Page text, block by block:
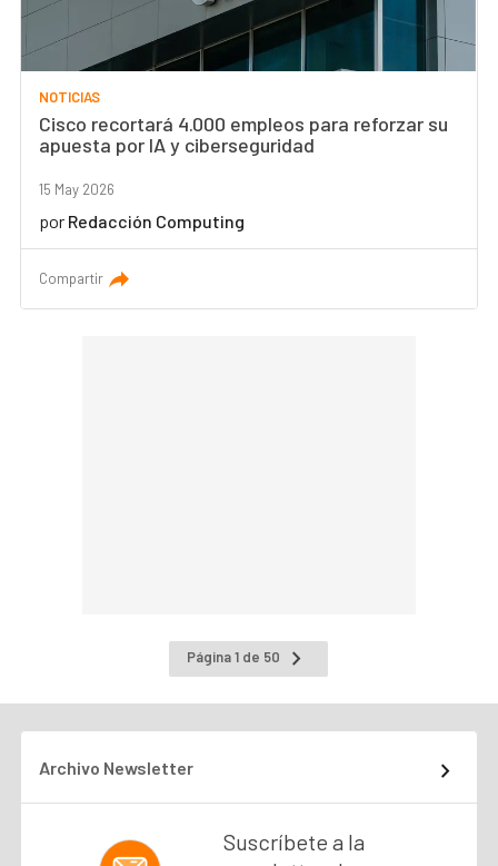
NOTICIAS
Cisco recortará 4.000 empleos para reforzar su
apuesta por IA y ciberseguridad
15 May 2026
por Redacción Computing
Compartir
Página 1 de 50
a
Archivo Newsletter
Suscríbete a la